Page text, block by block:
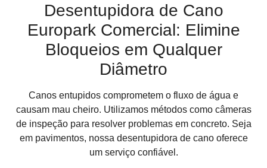
Desentupidora de Cano
Europark Comercial: Elimine
Bloqueios em Qualquer
Diâmetro
Canos entupidos comprometem o fluxo de água e
causam mau cheiro. Utilizamos métodos como câmeras
de inspeção para resolver problemas em concreto. Seja
em pavimentos, nossa desentupidora de cano oferece
um serviço confiável.